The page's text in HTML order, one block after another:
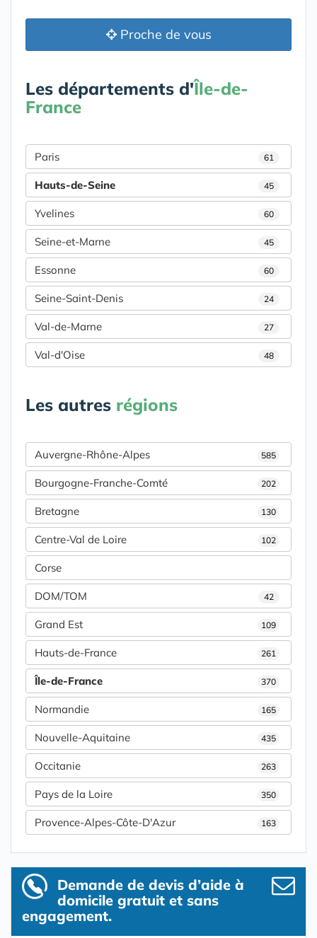
Proche de vous
Les départements d'Île-de-
France
Paris 61
Hauts-de-Seine 45
Yvelines 60
Seine-et-Marne 45
Essonne 60
Seine-Saint-Denis 24
Val-de-Marne 27
Val-d'Oise 48
Les autres régions
Auvergne-Rhône-Alpes 585
Bourgogne-Franche-Comté 202
Bretagne 130
Centre-Val de Loire 102
Corse
DOM/TOM 42
Grand Est 109
Hauts-de-France 261
Île-de-France 370
Normandie 165
Nouvelle-Aquitaine 435
Occitanie 263
Pays de la Loire 350
Provence-Alpes-Côte-D'Azur 163
Demande de devis d’aide à
domicile gratuit et sans
engagement.